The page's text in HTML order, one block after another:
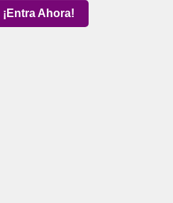
¡Entra Ahora!